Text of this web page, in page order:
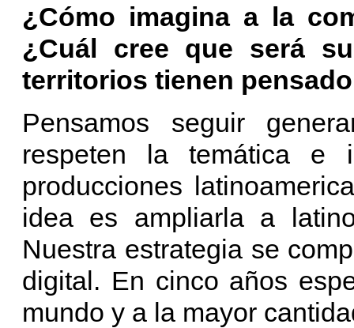
¿Cómo imagina a la
¿Cuál cree que será
territorios tienen
Pensamos seguir
respeten la temática e
producciones
idea es ampliarla a
Nuestra estrategia se
digital. En cinco años
mundo y a la mayor